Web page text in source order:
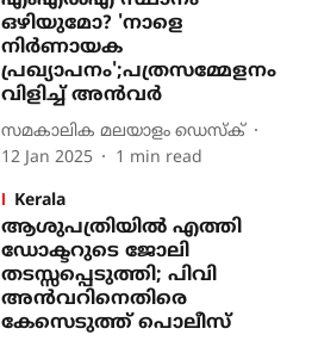
ഒഴിയുമോ? 'നാളെ
നിര്‍ണായക
പ്രഖ്യാപനം';പത്രസമ്മേളനം
വിളിച്ച് അന്‍വര്‍
സമകാലിക മലയാളം ഡെസ്ക്
12 Jan 2025
1 min read
Kerala
ആശുപത്രിയില്‍ എത്തി
ഡോക്ടറുടെ ജോലി
തടസ്സപ്പെടുത്തി; പിവി
അന്‍വറിനെതിരെ
കേസെടുത്ത് പൊലീസ്